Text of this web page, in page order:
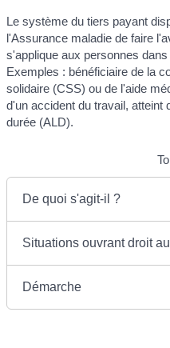
Le système du tiers payant
l'Assurance maladie de faire
s'applique aux personnes
Exemples : bénéficiaire de la
solidaire (CSS) ou de l'aide
d'un accident du travail, atteint
durée (ALD).
De quoi s'agit-il ?
Situations ouvrant droit
Démarche